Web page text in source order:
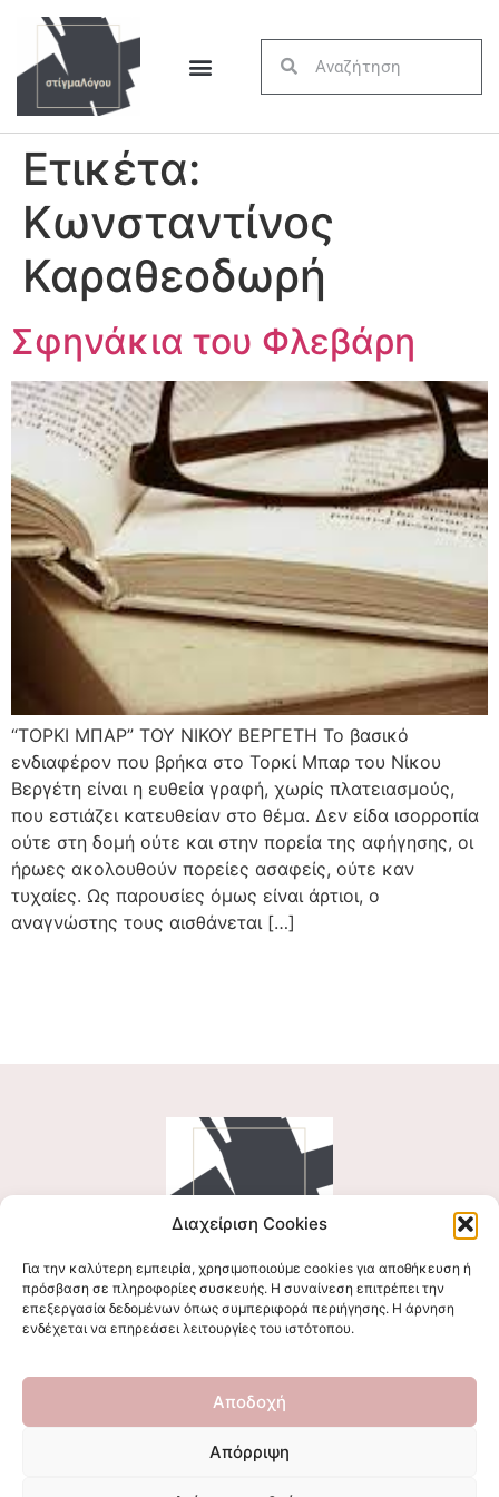
Διαχείριση Cookies
Για την καλύτερη εμπειρία, χρησιμοποιούμε cookies για αποθήκευση ή
πρόσβαση σε πληροφορίες συσκευής. Η συναίνεση επιτρέπει την
επεξεργασία δεδομένων όπως συμπεριφορά περιήγησης. Η άρνηση
ενδέχεται να επηρεάσει λειτουργίες του ιστότοπου.
Αποδοχή
Απόρριψη
Ετικέτα:
Κωνσταντίνος
Καραθεοδωρή
Σφηνάκια του Φλεβάρη
“ΤΟΡΚΙ ΜΠΑΡ” ΤΟΥ ΝΙΚΟΥ ΒΕΡΓΕΤΗ Το βασικό
ενδιαφέρον που βρήκα στο Τορκί Μπαρ του Νίκου
Βεργέτη είναι η ευθεία γραφή, χωρίς πλατειασμούς,
που εστιάζει κατευθείαν στο θέμα. Δεν είδα ισορροπία
ούτε στη δομή ούτε και στην πορεία της αφήγησης, οι
ήρωες ακολουθούν πορείες ασαφείς, ούτε καν
τυχαίες. Ως παρουσίες όμως είναι άρτιοι, ο
αναγνώστης τους αισθάνεται […]
Ακολουθήστε μας
Επικοινωνήστε μαζί μας
stigmalogou@gmail.com